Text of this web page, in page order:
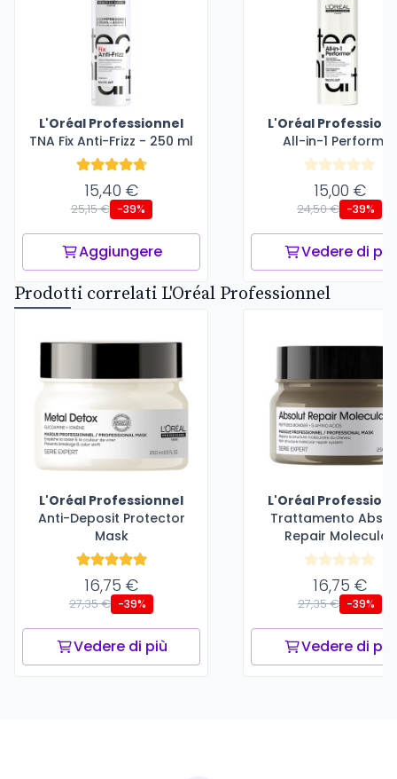
L'Oréal Professionnel
TNA Fix Anti-Frizz - 250 ml
15,40 €
25,15 € -39%
Aggiungere
L'Oréal
All-in-1 Performer
15,00 €
24,50 € -39%
Vedere di più
Prodotti correlati L'Oréal Professionnel
L'Oréal Professionnel
Anti-Deposit Protector
Mask
16,75 €
27,35 € -39%
Vedere di più
L'Oréal
Trattamento
Repair Molecular
16,75 €
27,35 € -39%
Vedere di più